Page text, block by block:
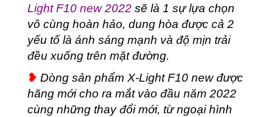
Light F10 new 2022 sẽ là 1 sự lựa chọn
vô cùng hoàn hảo, dung hòa được cả 2
yếu tố là ánh sáng mạnh và độ mịn trải
đều xuống trên mặt đường.
❥ Dòng sản phẩm X-Light F10 new được
hãng mới cho ra mắt vào đầu năm 2022
cùng những thay đổi mới, từ ngoại hình